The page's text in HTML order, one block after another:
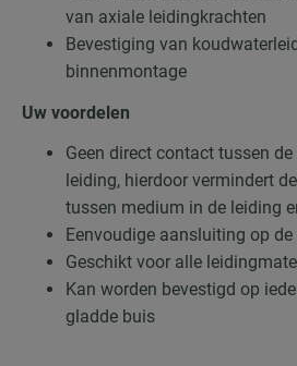
van axiale leidingkrachten
Bevestiging van
binnenmontage
Uw voordelen
Geen direct contact tussen
leiding, hierdoor vermindert
tussen medium in de leiding
Eenvoudige aansluiting op
Geschikt voor alle
Kan worden bevestigd op
gladde buis